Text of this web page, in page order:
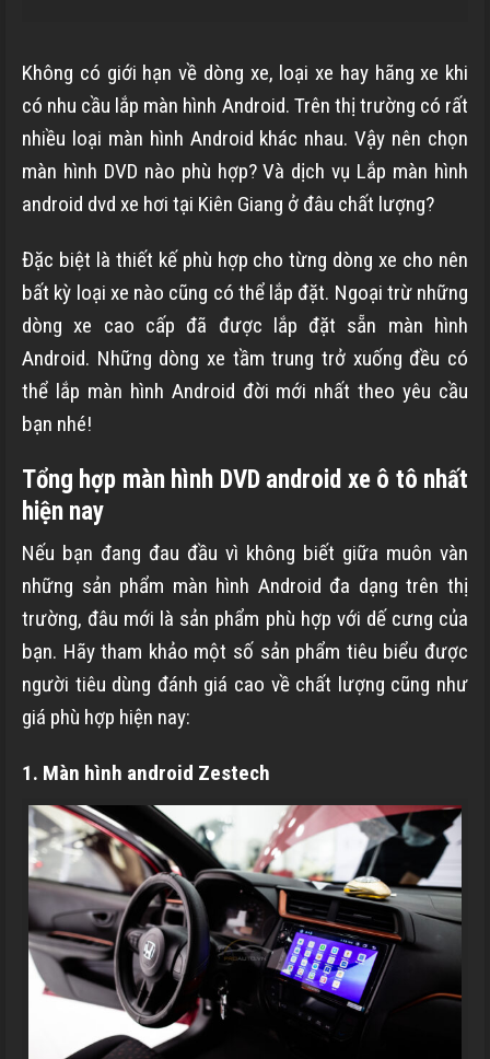
Không có giới hạn về dòng xe, loại xe hay hãng xe khi
có nhu cầu lắp màn hình Android. Trên thị trường có rất
nhiều loại màn hình Android khác nhau. Vậy nên chọn
màn hình DVD nào phù hợp? Và dịch vụ Lắp màn hình
android dvd xe hơi tại Kiên Giang ở đâu chất lượng?
Đặc biệt là thiết kế phù hợp cho từng dòng xe cho nên
bất kỳ loại xe nào cũng có thể lắp đặt. Ngoại trừ những
dòng xe cao cấp đã được lắp đặt sẵn màn hình
Android. Những dòng xe tầm trung trở xuống đều có
thể lắp màn hình Android đời mới nhất theo yêu cầu
bạn nhé!
Tổng hợp màn hình DVD android xe ô tô nhất
hiện nay
Nếu bạn đang đau đầu vì không biết giữa muôn vàn
những sản phẩm màn hình Android đa dạng trên thị
trường, đâu mới là sản phẩm phù hợp với dế cưng của
bạn. Hãy tham khảo một số sản phẩm tiêu biểu được
người tiêu dùng đánh giá cao về chất lượng cũng như
giá phù hợp hiện nay:
1. Màn hình android Zestech